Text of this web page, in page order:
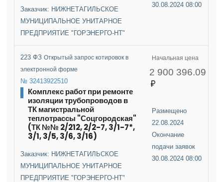
Заказчик: НИЖНЕТАГИЛЬСКОЕ
МУНИЦИПАЛЬНОЕ УНИТАРНОЕ
ПРЕДПРИЯТИЕ "ГОРЭНЕРГО-НТ"
30.08.2024 08:00
223 ФЗОткрытый запрос котировок в
электронной форме
№ 32413922510
Комплекс работ при ремонте
изоляции трубопроводов в
ТК магистральной
теплотрассы "Соцгородская"
(ТК №№ 2/212, 2/2-7, 3/1-7*,
3/1, 3/5, 3/6, 3/16)
Заказчик: НИЖНЕТАГИЛЬСКОЕ
МУНИЦИПАЛЬНОЕ УНИТАРНОЕ
ПРЕДПРИЯТИЕ "ГОРЭНЕРГО-НТ"
Начальная цена
2 900 396.09
Размещено
22.08.2024
Окончание
подачи заявок
30.08.2024 08:00